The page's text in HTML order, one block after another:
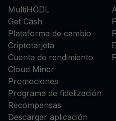
MultiHODL
Get Cash
Plataforma de cambio
Criptotarjeta
Cuenta de rendimiento
Cloud Miner
Promociones
Programa de fidelización
Recompensas
Descargar aplicación